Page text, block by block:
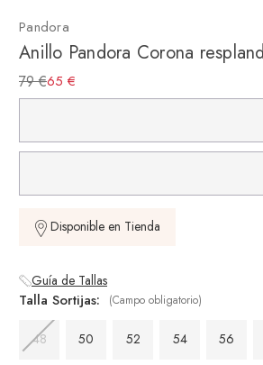
Pandora
Anillo Pandora Corona
79 €65 €
Disponible en Tienda
Guía de Tallas
Talla Sortijas: (Campo obligatorio)
48 50 52 54 56